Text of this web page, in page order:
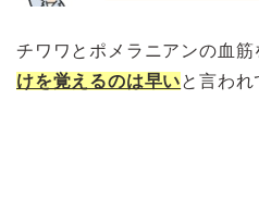
チワワとポメラニアンの血筋
けを覚えるのは早いと言われ